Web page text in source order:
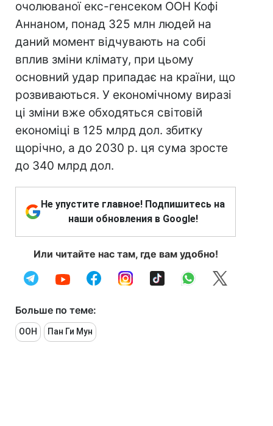
очолюваної екс-генсеком ООН Кофі
Аннаном, понад 325 млн людей на
даний момент відчувають на собі
вплив зміни клімату, при цьому
основний удар припадає на країни, що
розвиваються. У економічному виразі
ці зміни вже обходяться світовій
економіці в 125 млрд дол. збитку
щорічно, а до 2030 р. ця сума зросте
до 340 млрд дол.
Не упустите главное! Подпишитесь на
наши обновления в Google!
Или читайте нас там, где вам удобно!
Больше по теме:
ООН Пан Ги Мун